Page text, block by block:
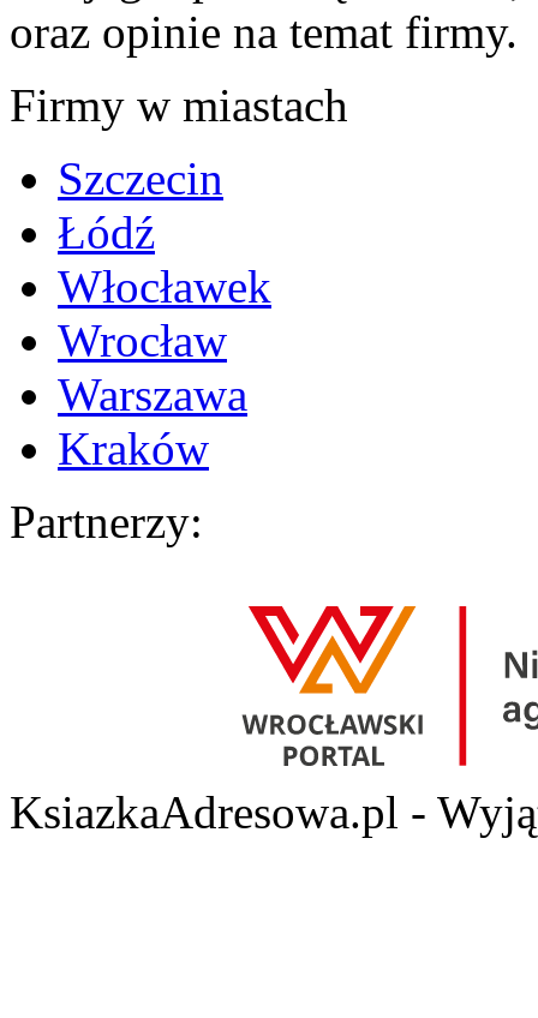
oraz opinie na temat firmy.
Firmy w miastach
Szczecin
Łódź
Włocławek
Wrocław
Warszawa
Kraków
Partnerzy:
KsiazkaAdresowa.pl -